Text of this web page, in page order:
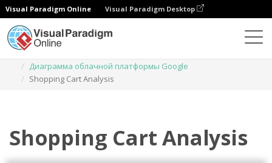
Visual Paradigm Online Visual Paradigm Desktop
Диаграмма облачной платформы Google
Shopping Cart Analysis
Shopping Cart Analysis